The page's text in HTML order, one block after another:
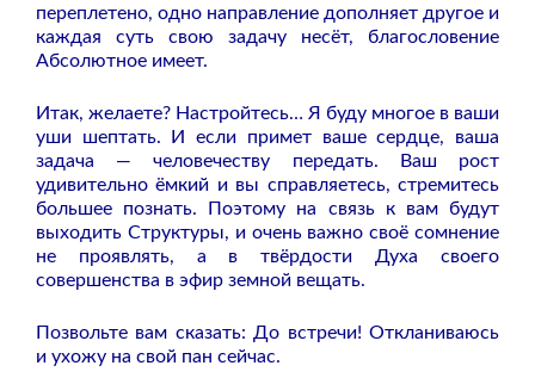
переплетено, одно направление дополняет другое и
каждая суть свою задачу несёт, благословение
Абсолютное имеет.
Итак, желаете? Настройтесь… Я буду многое в ваши
уши шептать. И если примет ваше сердце, ваша
задача — человечеству передать. Ваш рост
удивительно ёмкий и вы справляетесь, стремитесь
большее познать. Поэтому на связь к вам будут
выходить Структуры, и очень важно своё сомнение
не проявлять, а в твёрдости Духа своего
совершенства в эфир земной вещать.
Позвольте вам сказать: До встречи! Откланиваюсь
и ухожу на свой пан сейчас.